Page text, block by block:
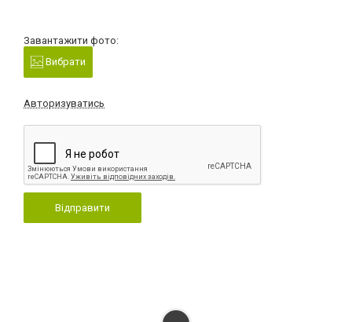
Завантажити фото:
Вибрати
Авторизуватись
Відправити